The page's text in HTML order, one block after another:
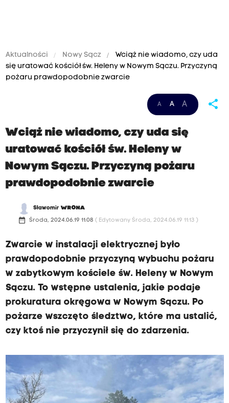
Aktualności Nowy Sącz
Wciąż nie wiadomo, czy uda
się uratować kościół św. Heleny w Nowym Sączu. Przyczyną
pożaru prawdopodobnie zwarcie
A A A share
Wciąż nie wiadomo, czy uda się
uratować kościół św. Heleny w
Nowym Sączu. Przyczyną pożaru
prawdopodobnie zwarcie
SławomirWRONA
date_range Środa, 2024.06.19 11:08 ( Edytowany Środa, 2024.06.19 11:13 )
Zwarcie w instalacji elektrycznej było
prawdopodobnie przyczyną wybuchu pożaru
w zabytkowym kościele św. Heleny w Nowym
Sączu. To wstępne ustalenia, jakie podaje
prokuratura okręgowa w Nowym Sączu. Po
pożarze wszczęto śledztwo, które ma ustalić,
czy ktoś nie przyczynił się do zdarzenia.